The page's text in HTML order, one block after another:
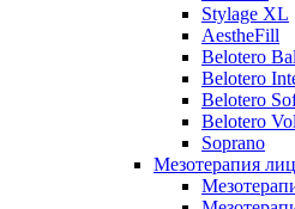
Stylage XL
AestheFill
Belotero
Belotero
Belotero
Belotero
Soprano
Мезотерапия